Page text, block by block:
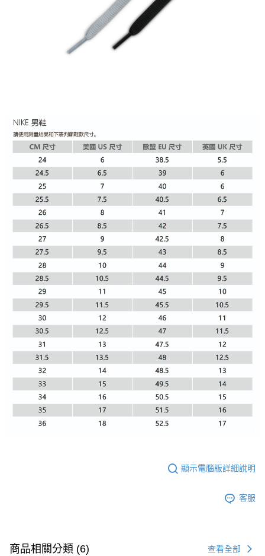
顯示電腦版詳細說明
客服
商品相關分類 (6) 查看全部